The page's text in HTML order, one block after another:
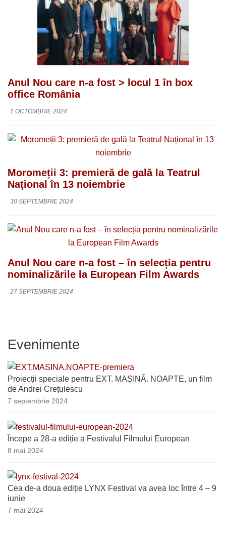
Anul Nou care n-a fost > locul 1 în box
office România
1 OCTOMBRIE 2024
Moromeții 3: premieră de gală la Teatrul
Național în 13 noiembrie
30 SEPTEMBRIE 2024
Anul Nou care n-a fost – în selecția pentru
nominalizările la European Film Awards
27 SEPTEMBRIE 2024
Evenimente
Proiecții speciale pentru EXT. MAȘINĂ. NOAPTE, un film
de Andrei Crețulescu
7 septembrie 2024
Începe a 28-a ediție a Festivalul Filmului European
8 mai 2024
Cea de-a doua ediție LYNX Festival va avea loc între 4 – 9
iunie
7 mai 2024